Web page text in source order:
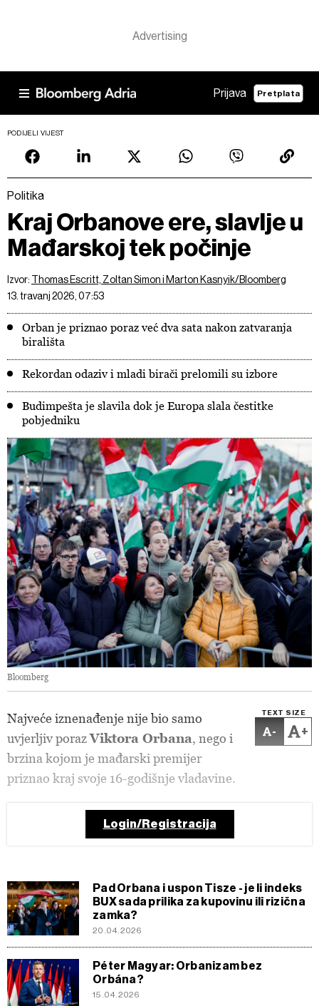
Prijava Pretplata
PODIJELI VIJEST
Politika
Kraj Orbanove ere, slavlje u
Mađarskoj tek počinje
Izvor: Thomas Escritt, Zoltan Simon i Marton Kasnyik/Bloomberg
13. travanj 2026, 07:53
Orban je priznao poraz već dva sata nakon zatvaranja
birališta
Rekordan odaziv i mladi birači prelomili su izbore
Budimpešta je slavila dok je Europa slala čestitke
pobjedniku
Bloomberg
TEXT SIZE
- +
Najveće iznenađenje nije bio samo
uvjerljiv porazViktora Orbana, nego i
brzina kojom je mađarski premijer
priznao kraj svoje 16-godišnje vladavine.
Login/Registracija
Pad Orbana i uspon Tisze - je li indeks
BUX sada prilika za kupovinu ili rizična
zamka?
20.04.2026
Péter Magyar: Orbanizam bez
Orbána?
15.04.2026